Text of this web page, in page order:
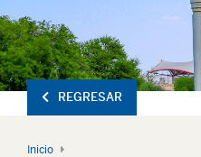
REGRESAR
Inicio